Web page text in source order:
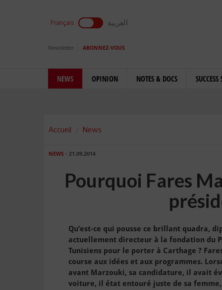
Français العربية
Newsletter ABONNEZ-VOUS
NEWS OPINION NOTES & DOCS SUCCESS
Accueil News
NEWS - 21.09.2014
Pourquoi Fares
Qu’est-ce qui pousse ce brillant quadra,
actuellement directeur à la fondation du
Tunisiens pour le porter à Carthage ?
course aux idées et aux programmes.
avant Marzouki, sa candidature, il avait
voiture, il état entouré juste de sa